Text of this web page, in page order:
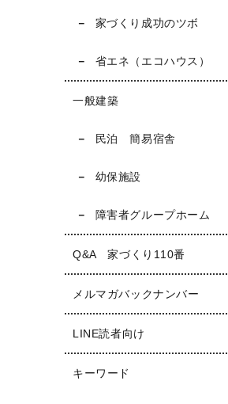
家づくり成功のツボ
省エネ（エコハウス）
一般建築
民泊 簡易宿舎
幼保施設
障害者グループホーム
Q&A 家づくり110番
メルマガバックナンバー
LINE読者向け
キーワード